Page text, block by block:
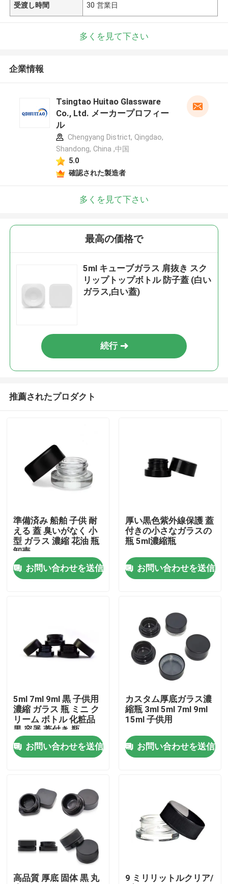
ビデオ
工場旅行
品質管理
ニュース
引用を要求しなさい
ガラス濃縮物の瓶
受渡し時間 30 営業日
多くを見て下さい
企業情報
Tsingtao Huitao Glassware
Co., Ltd. メーカープロフィー
ル
Chengyang District, Qingdao,
Shandong, China ,中国
5.0
確認された製造者
多くを見て下さい
最高の価格で
5ml キューブガラス 肩抜き スク
リップトップボトル 防子蓋 (白い
ガラス,白い蓋)
続行
推薦されたプロダクト
準備済み 船舶 子供 耐
える 蓋 臭いがなく 小
型 ガラス 濃縮 花油 瓶
卸売
お問い合わせを送信
厚い黒色紫外線保護 蓋
付きの小さなガラスの
瓶 5ml濃縮瓶
お問い合わせを送信
5ml 7ml 9ml 黒 子供用
濃縮 ガラス 瓶 ミニ ク
リーム ボトル 化粧品
黒 容器 蓋付き 瓶
お問い合わせを送信
カスタム厚底ガラス濃
縮瓶 3ml 5ml 7ml 9ml
15ml 子供用
お問い合わせを送信
高品質 厚底 固体 黒 丸
9 ミリリットルクリア/